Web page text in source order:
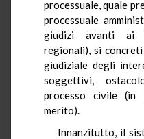
processuale, quale
processuale
giudizi avanti ai
regionali), si
giudiziale degli
soggettivi,
processo civile
merito).
Innanzitutto, il